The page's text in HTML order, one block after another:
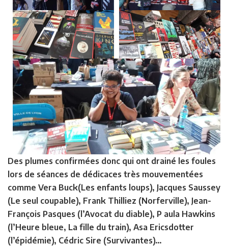
Des plumes confirmées donc qui ont drainé les foules
lors de séances de dédicaces très mouvementées
comme Vera Buck(Les enfants loups), Jacques Saussey
(Le seul coupable), Frank Thilliez (Norferville), Jean-
François Pasques (l’Avocat du diable), P aula Hawkins
(l’Heure bleue, La fille du train), Asa Ericsdotter
(l’épidémie), Cédric Sire (Survivantes)…